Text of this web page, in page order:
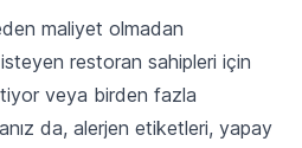
maliyet olmadan
restoran sahipleri için
veya birden fazla
da, alerjen etiketleri, yapay